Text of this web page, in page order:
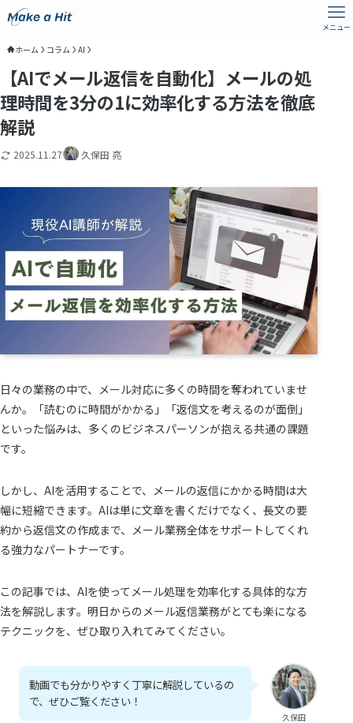
メニュー
ホーム コラム AI
【AIでメール返信を自動化】メールの処
理時間を3分の1に効率化する方法を徹底
解説
2025.11.27 久保田 亮
日々の業務の中で、メール対応に多くの時間を奪われていませ
んか。「読むのに時間がかかる」「返信文を考えるのが面倒」
といった悩みは、多くのビジネスパーソンが抱える共通の課題
です。
しかし、AIを活用することで、メールの返信にかかる時間は大
幅に短縮できます。AIは単に文章を書くだけでなく、長文の要
約から返信文の作成まで、メール業務全体をサポートしてくれ
る強力なパートナーです。
この記事では、AIを使ってメール処理を効率化する具体的な方
法を解説します。明日からのメール返信業務がとても楽になる
テクニックを、ぜひ取り入れてみてください。
久保田
動画でも分かりやすく丁寧に解説しているの
で、ぜひご覧ください！